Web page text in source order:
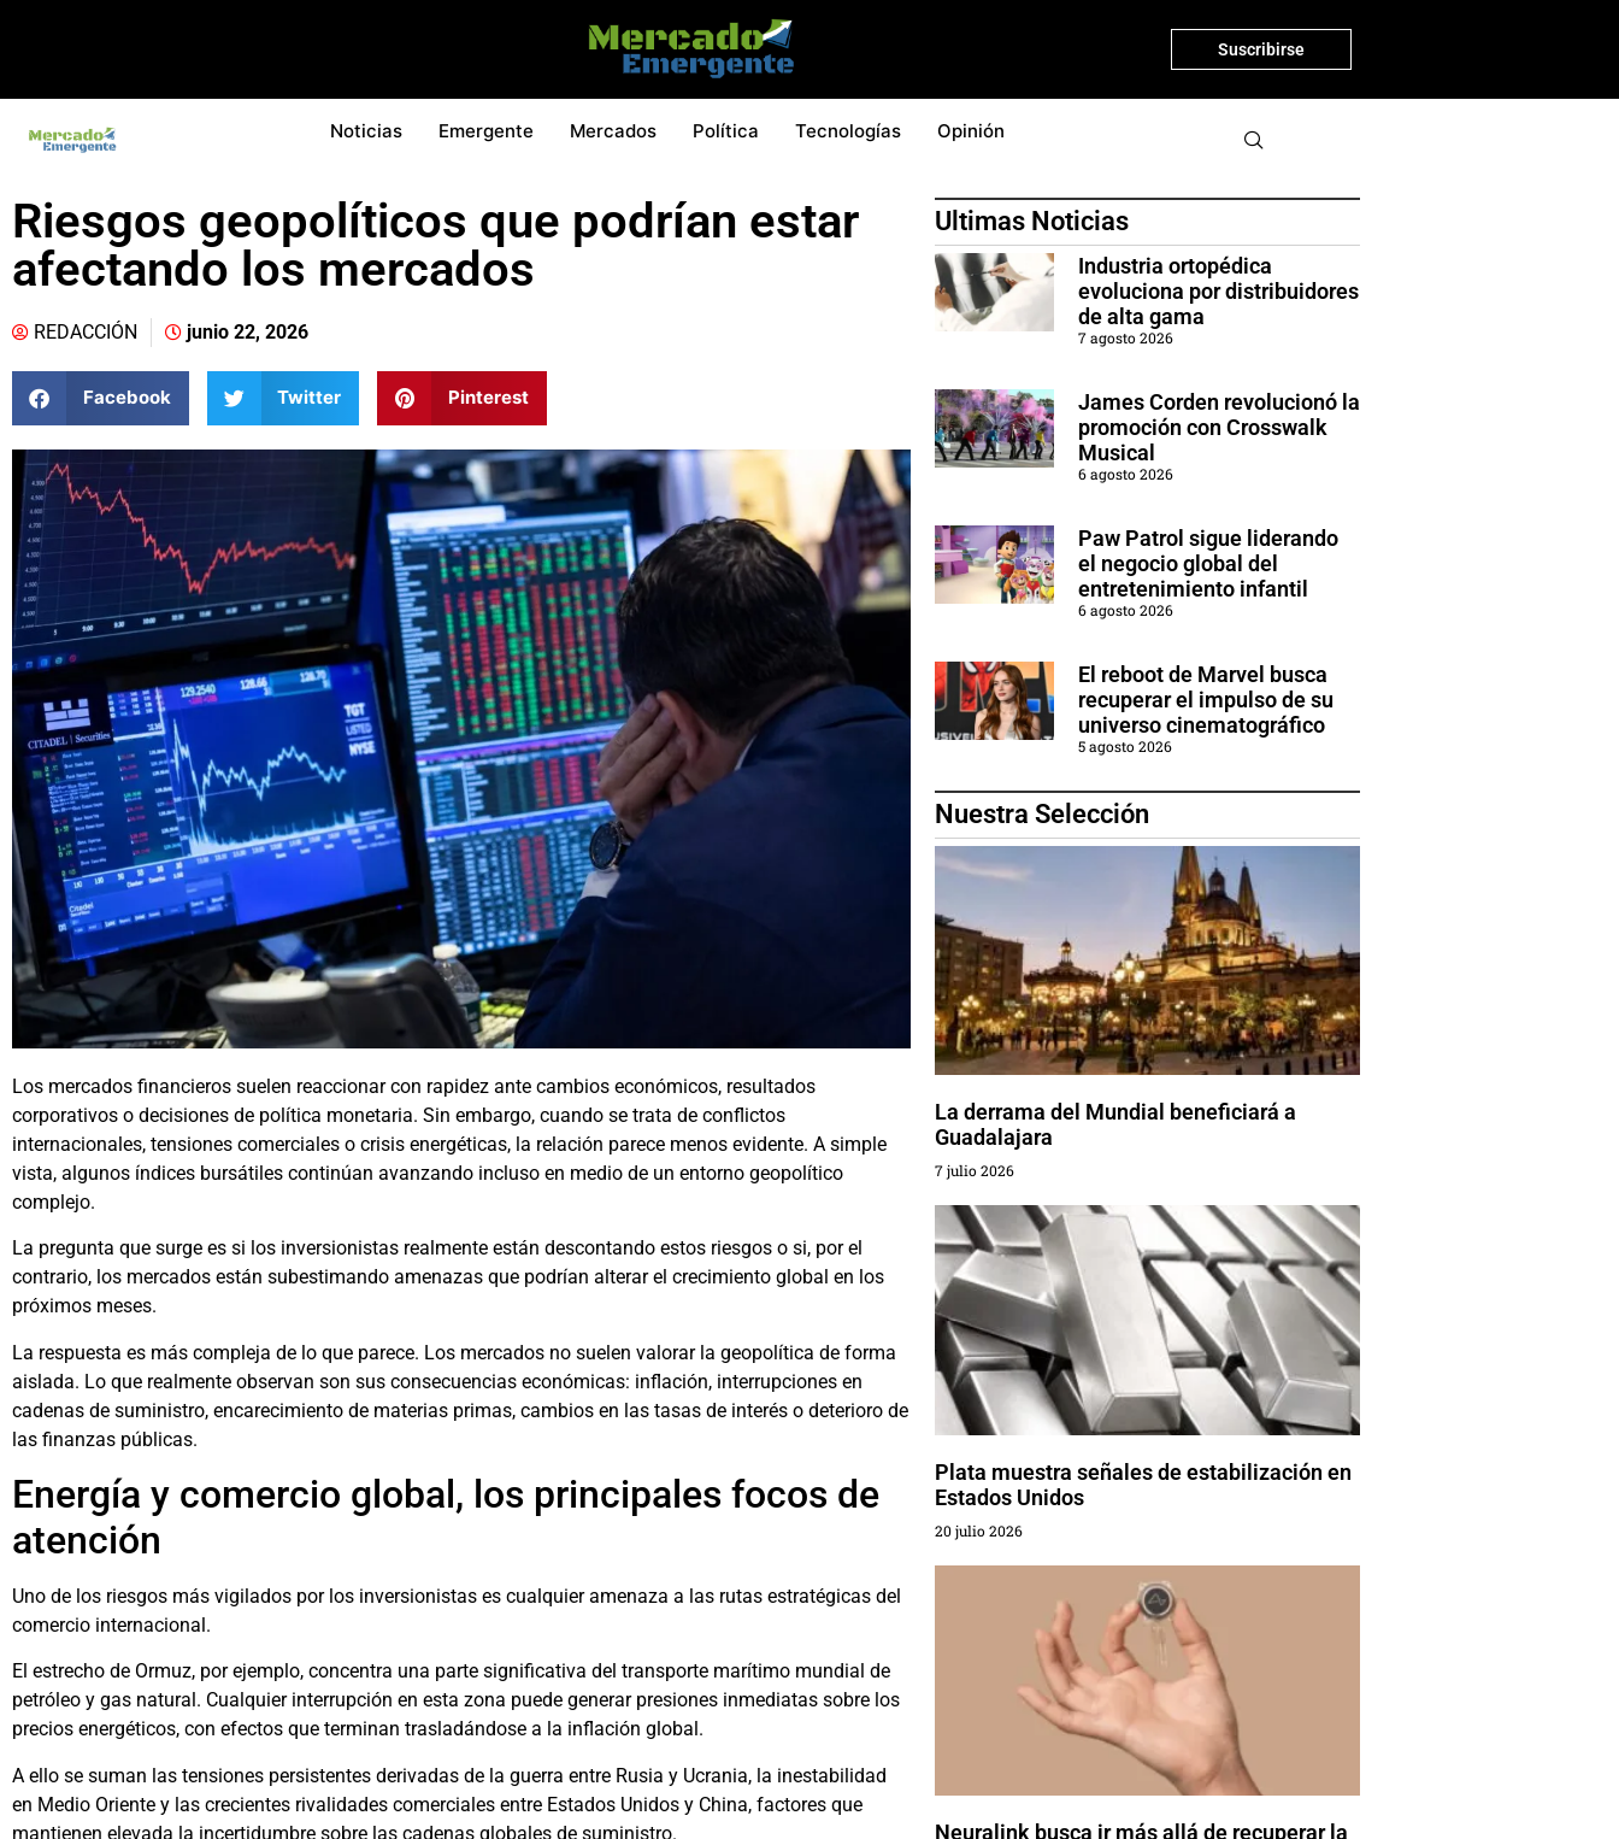
Suscribirse
Noticias Emergente Mercados Política Tecnologías Opinión
Riesgos geopolíticos que podrían estar
afectando los mercados
REDACCIÓN junio 22, 2026
Facebook Twitter Pinterest
Los mercados financieros suelen reaccionar con rapidez ante cambios económicos, resultados
corporativos o decisiones de política monetaria. Sin embargo, cuando se trata de conflictos
internacionales, tensiones comerciales o crisis energéticas, la relación parece menos evidente. A simple
vista, algunos índices bursátiles continúan avanzando incluso en medio de un entorno geopolítico
complejo.
La pregunta que surge es si los inversionistas realmente están descontando estos riesgos o si, por el
contrario, los mercados están subestimando amenazas que podrían alterar el crecimiento global en los
próximos meses.
La respuesta es más compleja de lo que parece. Los mercados no suelen valorar la geopolítica de forma
aislada. Lo que realmente observan son sus consecuencias económicas: inflación, interrupciones en
cadenas de suministro, encarecimiento de materias primas, cambios en las tasas de interés o deterioro de
las finanzas públicas.
Energía y comercio global, los principales focos de
atención
Uno de los riesgos más vigilados por los inversionistas es cualquier amenaza a las rutas estratégicas del
comercio internacional.
El estrecho de Ormuz, por ejemplo, concentra una parte significativa del transporte marítimo mundial de
petróleo y gas natural. Cualquier interrupción en esta zona puede generar presiones inmediatas sobre los
precios energéticos, con efectos que terminan trasladándose a la inflación global.
A ello se suman las tensiones persistentes derivadas de la guerra entre Rusia y Ucrania, la inestabilidad
en Medio Oriente y las crecientes rivalidades comerciales entre Estados Unidos y China, factores que
mantienen elevada la incertidumbre sobre las cadenas globales de suministro.
Ultimas Noticias
Industria ortopédica
evoluciona por distribuidores
de alta gama
7 agosto 2026
James Corden revolucionó la
promoción con Crosswalk
Musical
6 agosto 2026
Paw Patrol sigue liderando
el negocio global del
entretenimiento infantil
6 agosto 2026
El reboot de Marvel busca
recuperar el impulso de su
universo cinematográfico
5 agosto 2026
Nuestra Selección
La derrama del Mundial beneficiará a
Guadalajara
7 julio 2026
Plata muestra señales de estabilización en
Estados Unidos
20 julio 2026
Neuralink busca ir más allá de recuperar la